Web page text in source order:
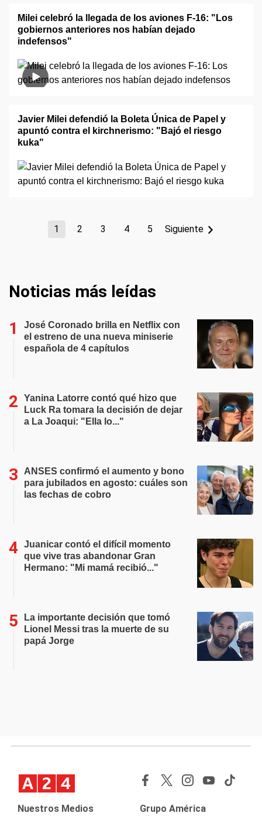
Milei celebró la llegada de los aviones F-16: "Los
gobiernos anteriores nos habían dejado
indefensos"
Javier Milei defendió la Boleta Única de Papel y
apuntó contra el kirchnerismo: "Bajó el riesgo
kuka"
1 2 3 4 5 Siguiente
Noticias más leídas
José Coronado brilla en Netflix con
el estreno de una nueva miniserie
española de 4 capítulos
Yanina Latorre contó qué hizo que
Luck Ra tomara la decisión de dejar
a La Joaqui: "Ella lo..."
ANSES confirmó el aumento y bono
para jubilados en agosto: cuáles son
las fechas de cobro
Juanicar contó el difícil momento
que vive tras abandonar Gran
Hermano: "Mi mamá recibió..."
La importante decisión que tomó
Lionel Messi tras la muerte de su
papá Jorge
Nuestros Medios Grupo América